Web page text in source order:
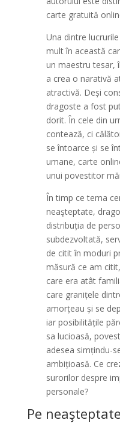
carte gratuită
Una dintre
mult în această
un maestru tesar,
a crea o narativă
atractivă. Deși
dragoste a fost
dorit. În cele din
contează, ci
se întoarce și se
umane, carte
unui povestitor
În timp ce tema
neaşteptate,
distribuția de
subdezvoltată,
de citit în moduri
măsură ce am
care era atât
care granițele
amorțeau și se
iar posibilitățile
sa lucioasă,
adesea simțindu-
ambițioasă. Ce
surorilor despre
personale?
Pe